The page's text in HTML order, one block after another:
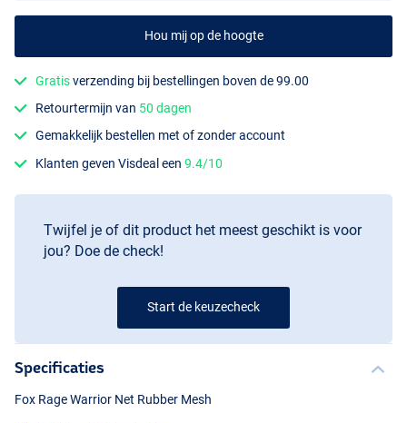
Hou mij op de hoogte
Gratisverzending bij bestellingen boven de 99.00
Retourtermijn van 50 dagen
Gemakkelijk bestellen met of zonder account
Klanten geven Visdeal een9.4/10
Twijfel je of dit product het meest geschikt is voor
jou? Doe de check!
Start de keuzecheck
Specificaties
Fox Rage Warrior Net Rubber Mesh